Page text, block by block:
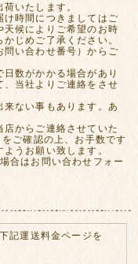
いたします。
け時間につきましてはご
候によりご希望のお時
じめご了承ください。
い合わせ番号）からご
数がかかる場合があり
、当社よりご連絡をさせ
ない事もあります。あ
からご連絡させていた
ご確認の上、お手数です
うお願い致します。
合はお問い合わせフォー
記運送料金ページを